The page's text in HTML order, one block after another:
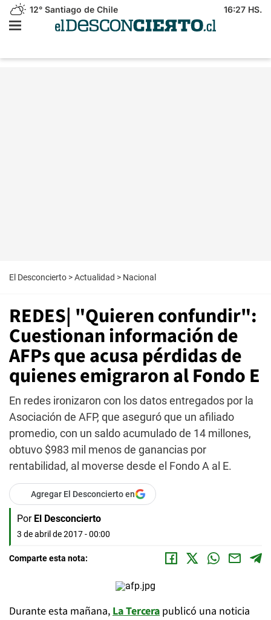
12° Santiago de Chile 16:27 HS.
El Desconcierto >Actualidad > Nacional
REDES| "Quieren confundir":
Cuestionan información de
AFPs que acusa pérdidas de
quienes emigraron al Fondo E
En redes ironizaron con los datos entregados por la
Asociación de AFP, que aseguró que un afiliado
promedio, con un saldo acumulado de 14 millones,
obtuvo $983 mil menos de ganancias por
rentabilidad, al moverse desde el Fondo A al E.
Agregar El Desconcierto en
Por El Desconcierto
3 de abril de 2017 - 00:00
Comparte esta nota:
Durante esta mañana,La Tercera publicó una noticia